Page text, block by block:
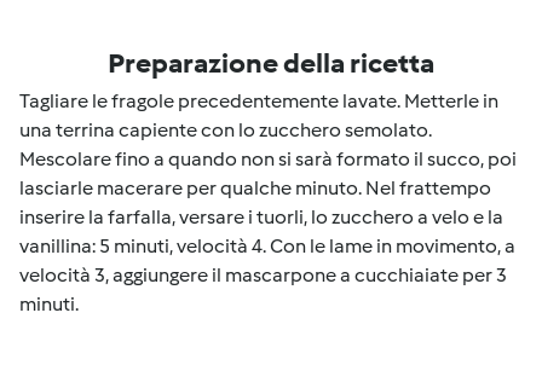
Preparazione della ricetta
Tagliare le fragole precedentemente lavate. Metterle in
una terrina capiente con lo zucchero semolato.
Mescolare fino a quando non si sarà formato il succo, poi
lasciarle macerare per qualche minuto. Nel frattempo
inserire la farfalla, versare i tuorli, lo zucchero a velo e la
vanillina: 5 minuti, velocità 4. Con le lame in movimento, a
velocità 3, aggiungere il mascarpone a cucchiaiate per 3
minuti.